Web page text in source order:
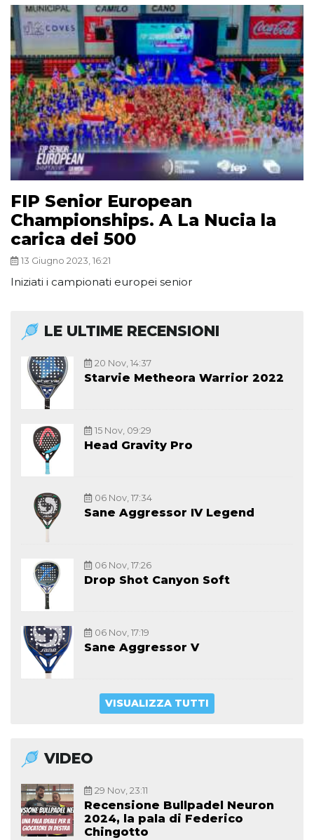
FIP Senior European
Championships. A La Nucia la
carica dei 500
13 Giugno 2023, 16:21
Iniziati i campionati europei senior
LE ULTIME RECENSIONI
20 Nov, 14:37
Starvie Metheora Warrior 2022
15 Nov, 09:29
Head Gravity Pro
06 Nov, 17:34
Sane Aggressor IV Legend
06 Nov, 17:26
Drop Shot Canyon Soft
06 Nov, 17:19
Sane Aggressor V
VISUALIZZA TUTTI
VIDEO
29 Nov, 23:11
Recensione Bullpadel Neuron
2024, la pala di Federico
Chingotto